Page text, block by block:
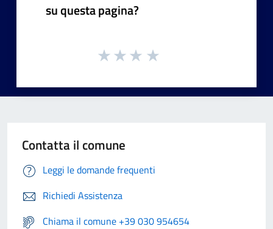
su questa pagina?
Contatta il comune
Leggi le domande frequenti
Richiedi Assistenza
Chiama il comune +39 030 954654